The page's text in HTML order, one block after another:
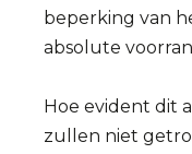
beperking van
absolute
Hoe evident dit
zullen niet